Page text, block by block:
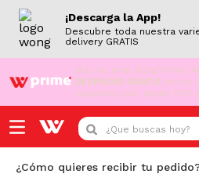
¡Descarga la App!
Descubre toda nuestra
delivery GRATIS
¡Aún no eres Wong Prime!
DESPACHO GRATIS en tus
supermercado desde S/
¿Que buscas hoy?
¿Cómo quieres recibir tu